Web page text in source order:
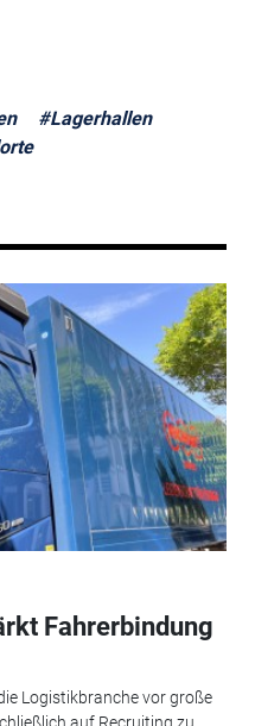
#Lagerhallen
Fahrerbindung
Logistikbranche vor große